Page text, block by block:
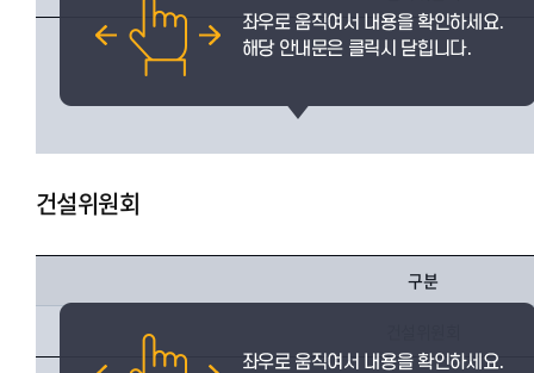
건설위원회
구분